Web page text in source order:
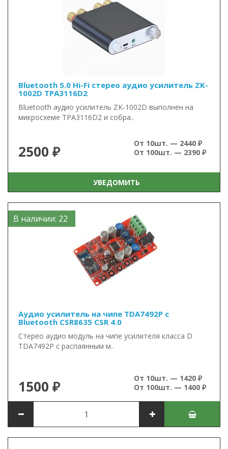
Bluetooth 5.0 Hi-Fi стерео аудио усилитель ZK-
1002D TPA3116D2
Bluetooth аудио усилитель ZK-1002D выполнен на
микросхеме TPA3116D2 и собра..
2500 ₽
От 10шт. — 2440 ₽
От 100шт. — 2390 ₽
УВЕДОМИТЬ
В наличии: 22
Аудио усилитель на чипе TDA7492P с
Bluetooth CSR8635 CSR 4.0
Стерео аудио модуль на чипе усилителя класса D
TDA7492P с распаянным м..
1500 ₽
От 10шт. — 1420 ₽
От 100шт. — 1400 ₽